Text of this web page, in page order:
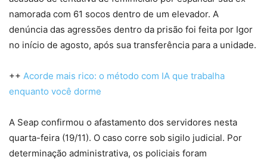
namorada com 61 socos dentro de um elevador. A
denúncia das agressões dentro da prisão foi feita por Igor
no início de agosto, após sua transferência para a unidade.
++ Acorde mais rico: o método com IA que trabalha
enquanto você dorme
A Seap confirmou o afastamento dos servidores nesta
quarta-feira (19/11). O caso corre sob sigilo judicial. Por
determinação administrativa, os policiais foram